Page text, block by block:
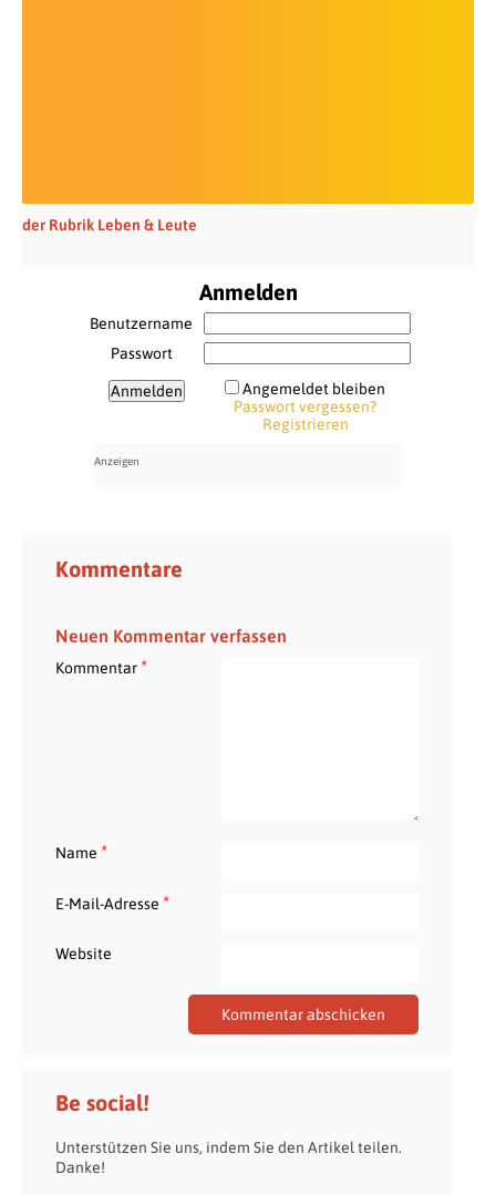
der Rubrik Leben & Leute
Anmelden
Benutzername
Passwort
Angemeldet bleiben
Passwort vergessen?
Registrieren
Kommentare
Neuen Kommentar verfassen
Kommentar*
Name *
E-Mail-Adresse *
Website
Be social!
Unterstützen Sie uns, indem Sie den Artikel teilen.
Danke!